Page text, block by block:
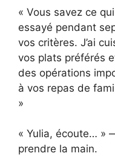
« Vous savez ce
essayé pendant
vos critères. J’ai
vos plats préférés
des opérations
à vos repas de
»
« Yulia, écoute… »
prendre la main.